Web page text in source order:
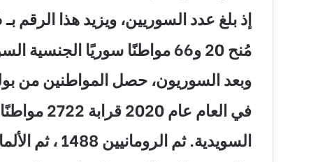
إذ بلغ عدد السوريين، ويزيد هذا الرقم بـ 4406 أشخاص عن عام 2019 عندما
مُنح 20 و66 مواطنًا سوريًا الجنسية السويدية.
وبعد السوريون، حصل المواطنين من
في العام عام 2020 قرابة 2722 مواطنًا بولنديًا و1725 مواطنًا نرويجيًا الجنسية
السويدية. ثم الرومانيين 1488 ، ثم الألمان 1458 . المصدر